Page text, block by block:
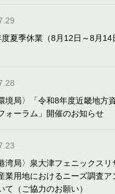
夏季休業（8月12日～8月14
境局〉「令和8年度近畿地方
ォーラム」開催のお知らせ
湾局〉泉大津フェニックスリ
業用地におけるニーズ調査ア
て（ご協力のお願い）